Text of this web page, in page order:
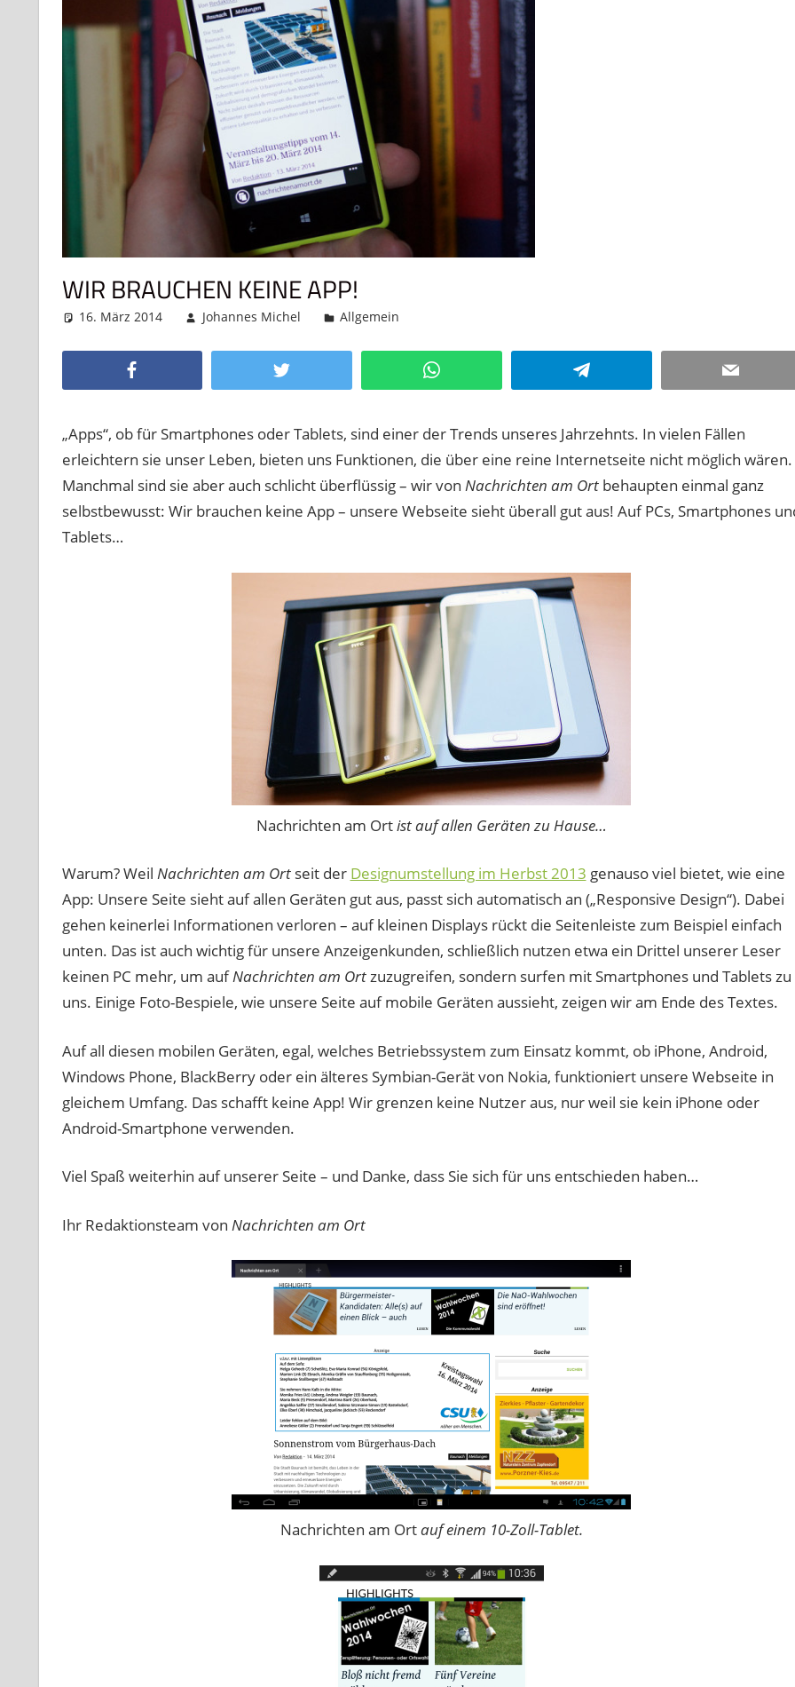
WIR BRAUCHEN KEINE APP!
16. März 2014 Johannes Michel Allgemein
Twitter WhatsApp Telegram Email
„Apps“, ob für Smartphones oder Tablets, sind einer der Trends unseres Jahrzehnts. In vielen Fällen
erleichtern sie unser Leben, bieten uns Funktionen, die über eine reine Internetseite nicht möglich wären.
Manchmal sind sie aber auch schlicht überflüssig – wir von Nachrichten am Ortbehaupten einmal ganz
selbstbewusst: Wir brauchen keine App – unsere Webseite sieht überall gut aus! Auf PCs, Smartphones
Tablets…
Nachrichten am Ortist auf allen Geräten zu Hause…
Warum? Weil Nachrichten am Ortseit der Designumstellung im Herbst 2013 genauso viel bietet, wie eine
App: Unsere Seite sieht auf allen Geräten gut aus, passt sich automatisch an („Responsive Design“). Dabei
gehen keinerlei Informationen verloren – auf kleinen Displays rückt die Seitenleiste zum Beispiel einfach
unten. Das ist auch wichtig für unsere Anzeigenkunden, schließlich nutzen etwa ein Drittel unserer Leser
keinen PC mehr, um aufNachrichten am Ortzuzugreifen, sondern surfen mit Smartphones und Tablets zu
uns. Einige Foto-Bespiele, wie unsere Seite auf mobile Geräten aussieht, zeigen wir am Ende des Textes.
Auf all diesen mobilen Geräten, egal, welches Betriebssystem zum Einsatz kommt, ob iPhone, Android,
Windows Phone, BlackBerry oder ein älteres Symbian-Gerät von Nokia, funktioniert unsere Webseite in
gleichem Umfang. Das schafft keine App! Wir grenzen keine Nutzer aus, nur weil sie kein iPhone oder
Android-Smartphone verwenden.
Viel Spaß weiterhin auf unserer Seite – und Danke, dass Sie sich für uns entschieden haben…
Ihr Redaktionsteam von Nachrichten am Ort
Nachrichten am Ortauf einem 10-Zoll-Tablet.